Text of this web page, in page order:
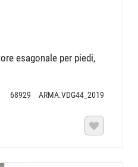
esagonale per piedi,
68929 ARMA.VDG44_2019
